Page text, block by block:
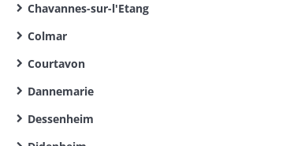
Chavannes-sur-l'Etang
Colmar
Courtavon
Dannemarie
Dessenheim